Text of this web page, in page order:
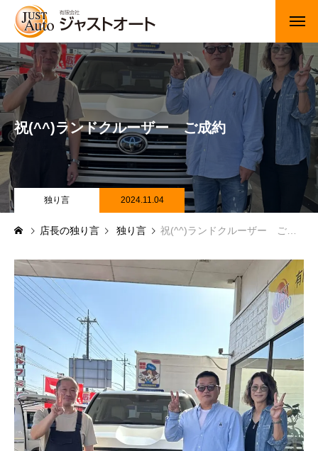
トップページ
新車
中古車・未使用車
JUジャナイト在庫情報
Gooネット在庫情報
カーセンサー在庫情報
車検・定期点検
整備・修理・板金・塗装
ボディコーティング・艶出し・磨き
部品の取り付け
各種作業料金
おすすめ
祝(^^)ランドクルーザー ご成約
独り言 2024.11.04
店長の独り言 独り言 祝(^^)ランドクルーザー ご成約